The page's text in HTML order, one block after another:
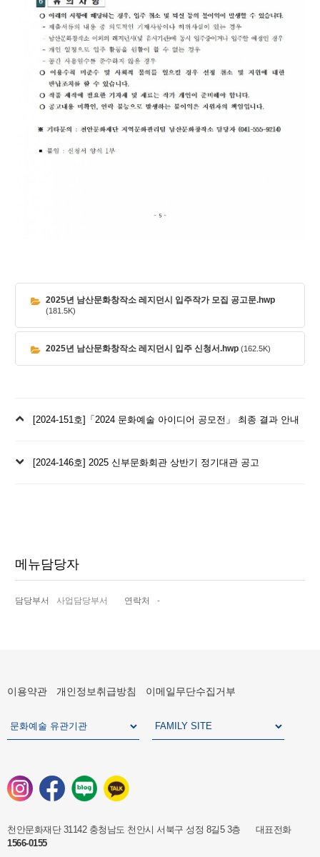
2025년 남산문화창작소 레지던시 입주작가 모집 공고문.hwp
(181.5K)
2025년 남산문화창작소 레지던시 입주 신청서.hwp(162.5K)
이[2024-151호]「2024 문화예술 아이디어 공모전」 최종 결과 안내
다[2024-146호] 2025 신부문화회관 상반기 정기대관 공고
메뉴담당자
담당부서 사업담당부서 연락처 -
이용약관 개인정보취급방침 이메일무단수집거부
천안문화재단 31142 충청남도 천안시 서북구 성정 8길5 3층 대표전화
1566-0155